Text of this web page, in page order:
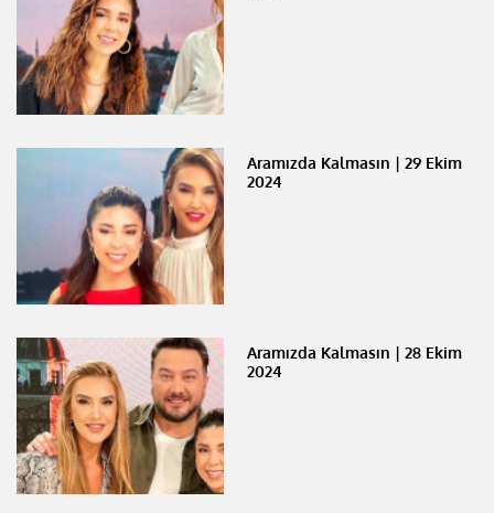
Aramızda Kalmasın | 29 Ekim
2024
Aramızda Kalmasın | 28 Ekim
2024